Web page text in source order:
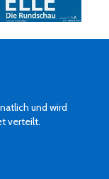
und wird
verteilt.